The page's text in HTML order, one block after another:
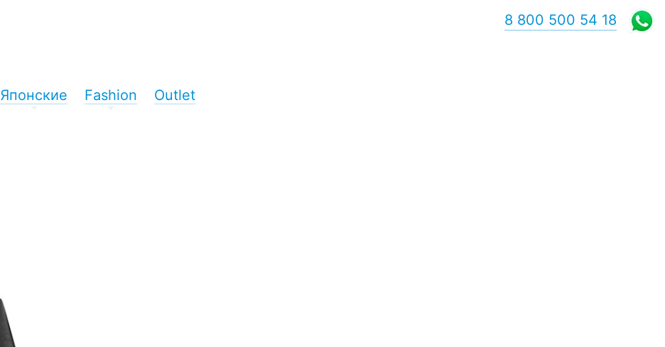
Японские Fashion Outlet
8 800 500 54 18